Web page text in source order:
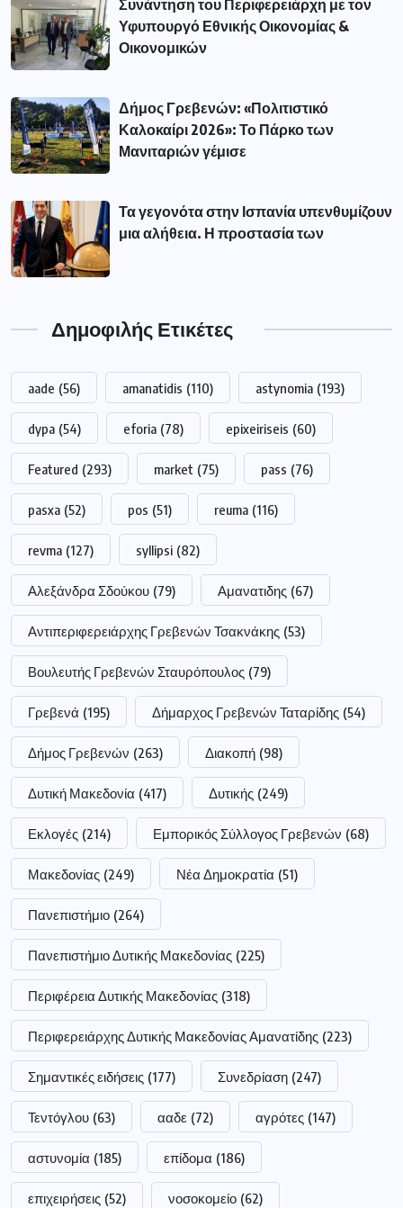
Συνάντηση του Περιφερειάρχη με τον
Υφυπουργό Εθνικής Οικονομίας &
Οικονομικών
Δήμος Γρεβενών: «Πολιτιστικό
Καλοκαίρι 2026»: Το Πάρκο των
Μανιταριών γέμισε
Τα γεγονότα στην Ισπανία υπενθυμίζουν
μια αλήθεια. Η προστασία των
Δημοφιλής Ετικέτες
aade (56) amanatidis (110) astynomia (193)
dypa (54) eforia (78) epixeiriseis (60)
Featured (293) market (75) pass (76)
pasxa (52) pos (51) reuma (116)
revma (127) syllipsi (82)
Αλεξάνδρα Σδούκου (79) Αμανατιδης (67)
Αντιπεριφερειάρχης Γρεβενών Τσακνάκης (53)
Βουλευτής Γρεβενών Σταυρόπουλος (79)
Γρεβενά (195) Δήμαρχος Γρεβενών Ταταρίδης (54)
Δήμος Γρεβενών (263) Διακοπή (98)
Δυτική Μακεδονία (417) Δυτικής (249)
Εκλογές (214) Εμπορικός Σύλλογος Γρεβενών (68)
Μακεδονίας (249) Νέα Δημοκρατία (51)
Πανεπιστήμιο (264)
Πανεπιστήμιο Δυτικής Μακεδονίας (225)
Περιφέρεια Δυτικής Μακεδονίας (318)
Περιφερειάρχης Δυτικής Μακεδονίας Αμανατίδης (223)
Σημαντικές ειδήσεις (177) Συνεδρίαση (247)
Τεντόγλου (63) ααδε (72) αγρότες (147)
αστυνομία (185) επίδομα (186)
επιχειρήσεις (52) νοσοκομείο (62)